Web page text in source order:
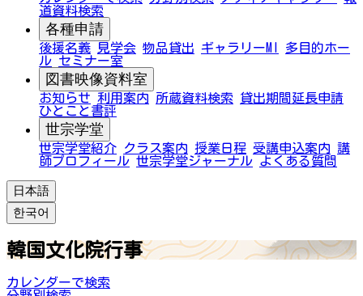
道資料検索
各種申請
後援名義 見学会 物品貸出 ギャラリーMI
多目的ホー
ル セミナー室
図書映像資料室
お知らせ 利用案内 所蔵資料検索
貸出期間延長申請
ひとこと書評
世宗学堂
世宗学堂紹介 クラス案内 授業日程 受講申込案内 講
師プロフィール 世宗学堂ジャーナル よくある質問
日本語
한국어
韓国文化院行事
カレンダーで検索